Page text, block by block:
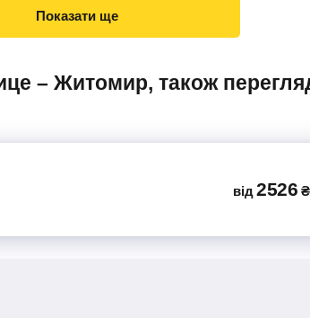
Показати ще
від 2526 ₴